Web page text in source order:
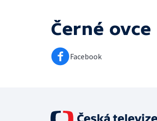
Černé ovce
Facebook